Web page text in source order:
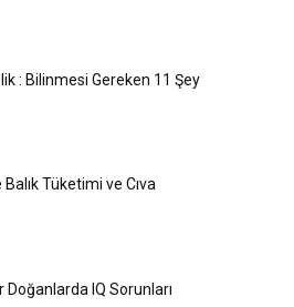
: Bilinmesi Gereken 11 Şey
Tüketimi ve Cıva
Doğanlarda IQ Sorunları